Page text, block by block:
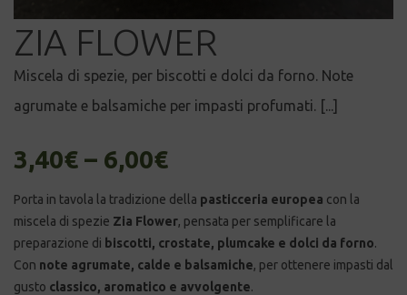
ZIA FLOWER
Miscela di spezie, per biscotti e dolci da forno. Note
agrumate e balsamiche per impasti profumati. [...]
3,40€ – 6,00€
Porta in tavola la tradizione della pasticceria europea con la
miscela di spezie Zia Flower, pensata per semplificare la
preparazione di biscotti, crostate, plumcake e dolci da forno.
Con note agrumate, calde e balsamiche, per ottenere impasti dal
gusto classico, aromatico e avvolgente.